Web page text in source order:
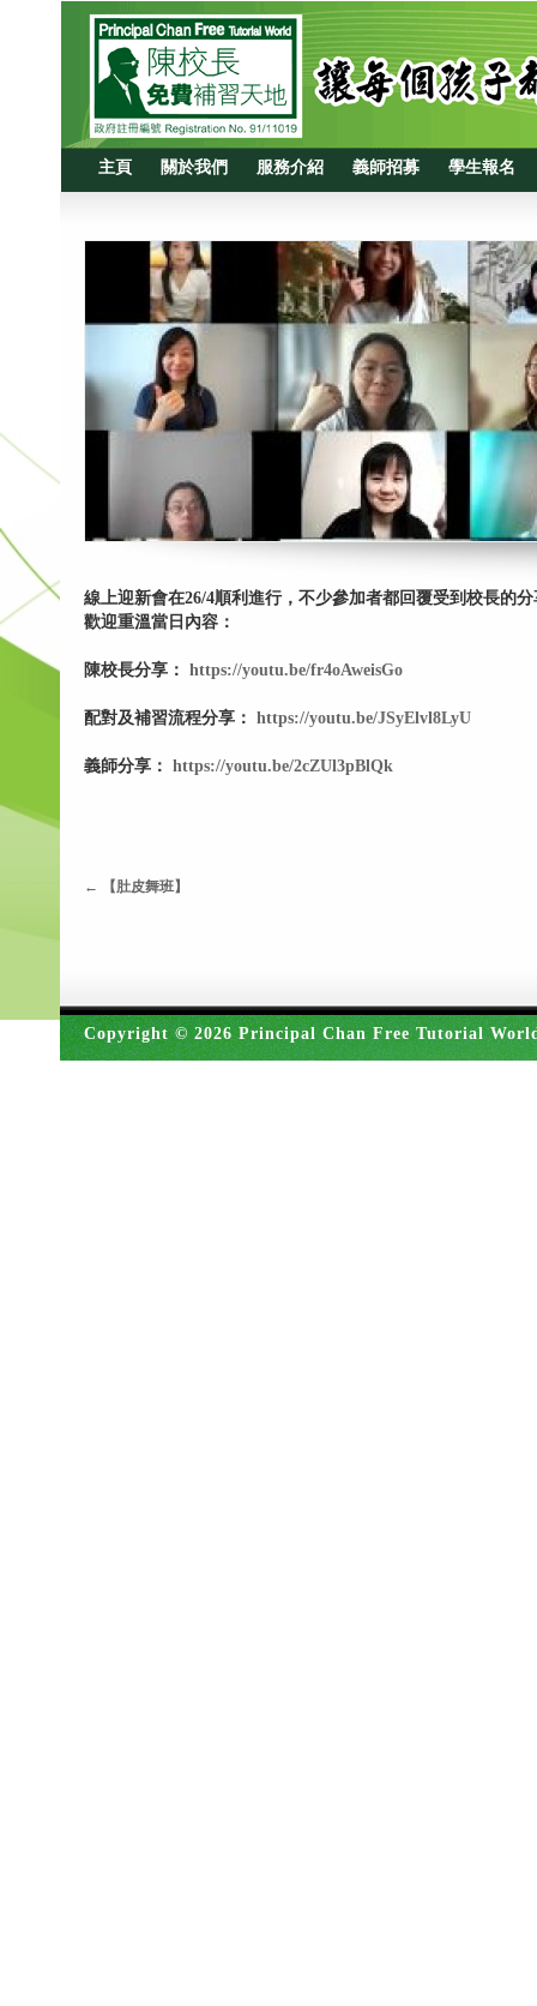
主頁 關於我們 服務介紹 義師招募 學生報名
線上迎新會在26/4順利進行，不少參加者都回覆受到校長的
歡迎重溫當日內容：
陳校長分享： https://youtu.be/fr4oAweisGo
配對及補習流程分享： https://youtu.be/JSyElvl8LyU
義師分享： https://youtu.be/2cZUl3pBlQk
← 【肚皮舞班】
Copyright © 2026 Principal Chan Free Tutorial